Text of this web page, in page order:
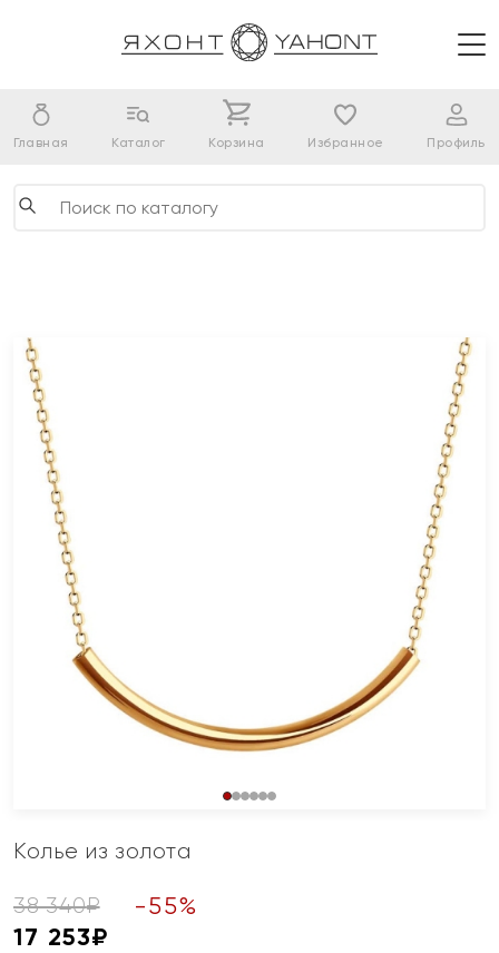
Главная Каталог Корзина Избранное Профиль
Колье из золота
38 340₽ -55%
17 253₽